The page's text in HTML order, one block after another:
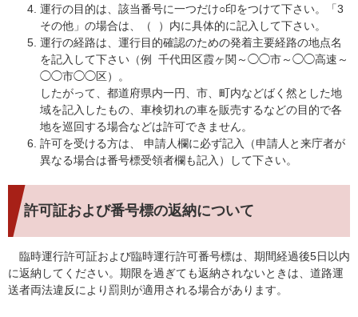
運行の目的は、該当番号に一つだけ○印をつけて下さい。「3
その他」の場合は、（ ）内に具体的に記入して下さい。
運行の経路は、運行目的確認のための発着主要経路の地点名
を記入して下さい（例 千代田区霞ヶ関～◯◯市～◯◯高速～
◯◯市◯◯区）。
したがって、都道府県内一円、市、町内などばく然とした地
域を記入したもの、車検切れの車を販売するなどの目的で各
地を巡回する場合などは許可できません。
許可を受ける方は、 申請人欄に必ず記入（申請人と来庁者が
異なる場合は番号標受領者欄も記入）して下さい。
許可証および番号標の返納について
臨時運行許可証および臨時運行許可番号標は、期間経過後5日以内
に返納してください。期限を過ぎても返納されないときは、道路運
送者両法違反により罰則が適用される場合があります。